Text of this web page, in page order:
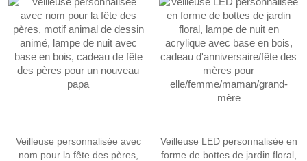
elle/maman/enfants/famille
chambre d'enfant, cadeau de
Pâques pour
enfants/garçons/filles
Veilleuse personnalisée avec
nom pour la fête des pères,
Veilleuse LED personnalisée en
forme de bottes de jardin floral,